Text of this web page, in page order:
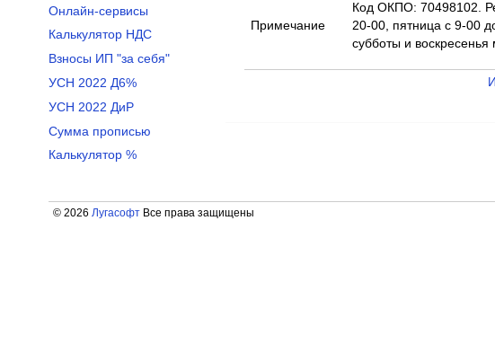
Примечание
Код ОКПО: 70498102.
20-00, пятница с 9-00
субботы и
Онлайн-сервисы
Калькулятор НДС
Взносы ИП "за себя"
УСН 2022 Д6%
УСН 2022 ДиР
Сумма прописью
Калькулятор %
© 2026 ЛугасофтВсе права защищены